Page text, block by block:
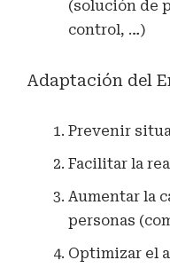
(solución de
control, …)
Adaptación del
Prevenir
Facilitar la
Aumentar la
personas
Optimizar el